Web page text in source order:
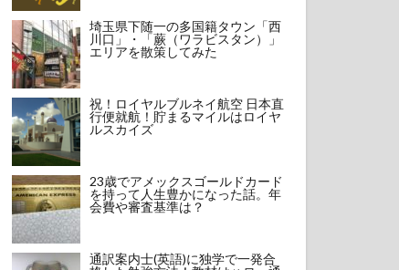
埼玉県下随一の多国籍タウン「西
川口」・「蕨（ワラビスタン）」
エリアを散策してみた
祝！ロイヤルブルネイ航空 日本直
行便就航！貯まるマイルはロイヤ
ルスカイズ
23歳でアメックスゴールドカード
を持って人生豊かになった話。年
会費や審査基準は？
通訳案内士(英語)に独学で一発合